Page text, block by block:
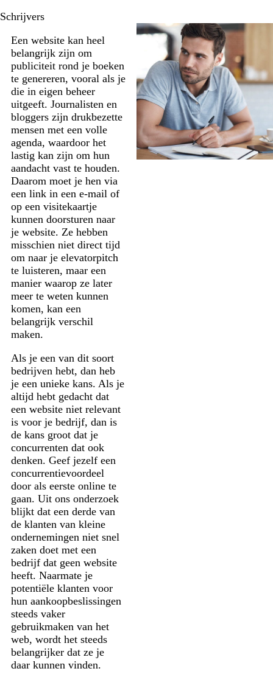
Schrijvers
Een website kan heel
belangrijk zijn om
publiciteit rond je boeken
te genereren, vooral als je
die in eigen beheer
uitgeeft. Journalisten en
bloggers zijn drukbezette
mensen met een volle
agenda, waardoor het
lastig kan zijn om hun
aandacht vast te houden.
Daarom moet je hen via
een link in een e-mail of
op een visitekaartje
kunnen doorsturen naar
je website. Ze hebben
misschien niet direct tijd
om naar je elevatorpitch
te luisteren, maar een
manier waarop ze later
meer te weten kunnen
komen, kan een
belangrijk verschil
maken.
Als je een van dit soort
bedrijven hebt, dan heb
je een unieke kans. Als je
altijd hebt gedacht dat
een website niet relevant
is voor je bedrijf, dan is
de kans groot dat je
concurrenten dat ook
denken. Geef jezelf een
concurrentievoordeel
door als eerste online te
gaan. Uit ons onderzoek
blijkt dat een derde van
de klanten van kleine
ondernemingen niet snel
zaken doet met een
bedrijf dat geen website
heeft. Naarmate je
potentiële klanten voor
hun aankoopbeslissingen
steeds vaker
gebruikmaken van het
web, wordt het steeds
belangrijker dat ze je
daar kunnen vinden.